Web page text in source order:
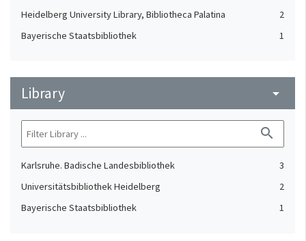
Heidelberg University Library, Bibliotheca Palatina
2
Bayerische Staatsbibliothek
1
Library arrow_drop_down
search
Karlsruhe. Badische Landesbibliothek
3
Universitätsbibliothek Heidelberg
2
Bayerische Staatsbibliothek
1